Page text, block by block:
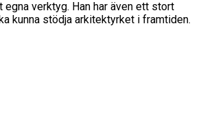
verktyg. Han har även ett stort
kunna stödja arkitektyrket i framtiden.